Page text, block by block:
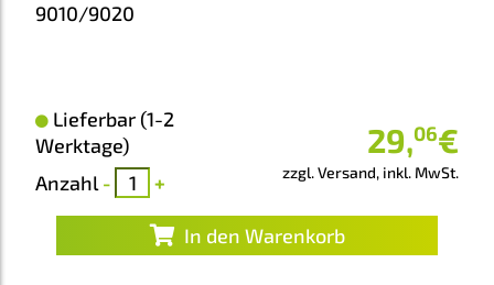
9010/9020
Lieferbar (1-2
Werktage)
Anzahl - +
29,06€
zzgl. Versand, inkl. MwSt.
In den Warenkorb